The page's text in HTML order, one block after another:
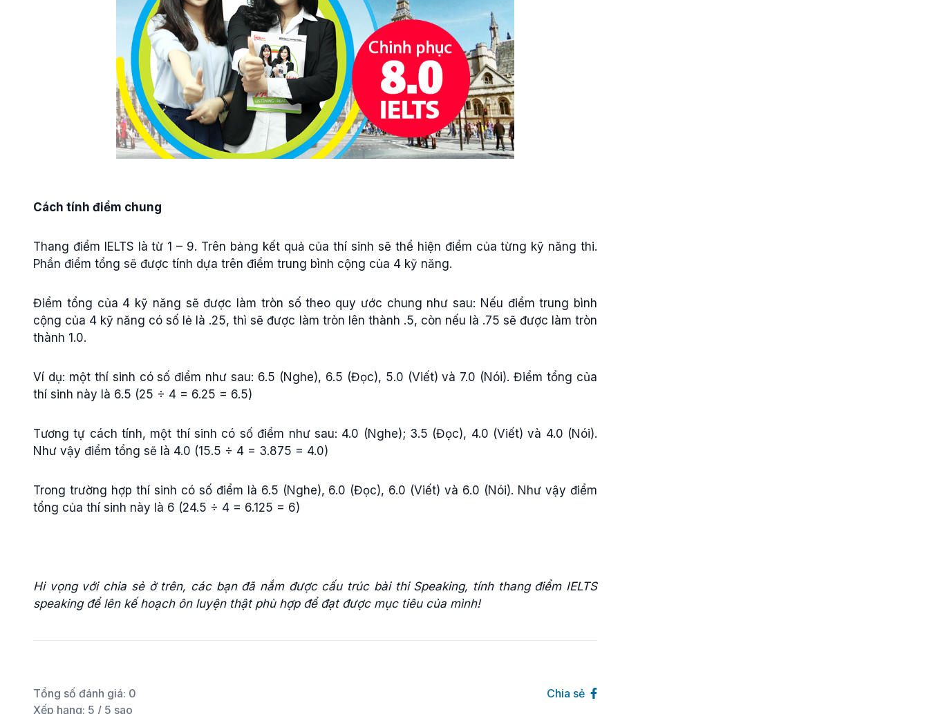
Cách tính điểm chung
Thang điểm IELTS là từ 1 – 9. Trên bảng kết quả của thí sinh sẽ thể hiện điểm của từng kỹ năng thi.
Phần điểm tổng sẽ được tính dựa trên điểm trung bình cộng của 4 kỹ năng.
Điểm tổng của 4 kỹ năng sẽ được làm tròn số theo quy ước chung như sau: Nếu điểm trung bình
cộng của 4 kỹ năng có số lẻ là .25, thì sẽ được làm tròn lên thành .5, còn nếu là .75 sẽ được làm tròn
thành 1.0.
Ví dụ: một thí sinh có số điểm như sau: 6.5 (Nghe), 6.5 (Đọc), 5.0 (Viết) và 7.0 (Nói). Điểm tổng của
thí sinh này là 6.5 (25 ÷ 4 = 6.25 = 6.5)
Tương tự cách tính, một thí sinh có số điểm như sau: 4.0 (Nghe); 3.5 (Đọc), 4.0 (Viết) và 4.0 (Nói).
Như vậy điểm tổng sẽ là 4.0 (15.5 ÷ 4 = 3.875 = 4.0)
Trong trường hợp thí sinh có số điểm là 6.5 (Nghe), 6.0 (Đọc), 6.0 (Viết) và 6.0 (Nói). Như vậy điểm
tổng của thí sinh này là 6 (24.5 ÷ 4 = 6.125 = 6)
Hi vọng với chia sẻ ở trên, các bạn đã nắm được cấu trúc bài thi Speaking, tính thang điểm IELTS
speaking để lên kế hoạch ôn luyện thật phù hợp để đạt được mục tiêu của mình!
Tổng số đánh giá: 0
Xếp hạng: 5 / 5 sao
Chia sẻ